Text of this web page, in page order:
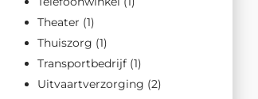
Theater (1)
Thuiszorg (1)
Transportbedrijf (1)
Uitvaartverzorging (2)